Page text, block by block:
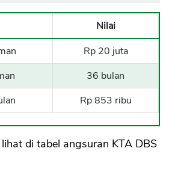
Nilai
Rp 20 juta
36 bulan
Rp 853 ribu
di tabel angsuran KTA DBS